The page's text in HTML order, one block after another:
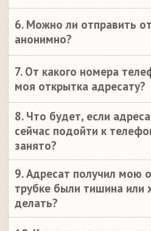
6. Можно ли отправить
анонимно?
7. От какого номера
моя открытка адресату?
8. Что будет, если
сейчас подойти к
занято?
9. Адресат получил мою
трубке были тишина или
делать?